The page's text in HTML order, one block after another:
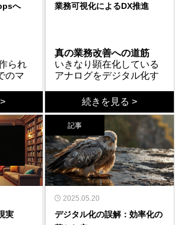
へ
られ
のマ
表計
デー
ルを
ター
を付
。も
と言
。こ
初の
も、
保守
課題
ク
人が
部の
ので
。作
まだ
場合
ムも
の
から
の中
した
ム部
ので
て解
ツが
トは
クス
うが
クロ
を切
業務可視化によるDX推進
真の業務改善への道筋
いきなり顕在化している
アナログをデジタル化す
言えない。真の業務改善
を実現するためには、表
面的な問題解決ではな
く、根本的な業務の見直
しが必要である。業務を
可視化して正しい業務分
析を行うためには、ある
程度のステップを踏む必
要がある。単純なデジタ
ル化は一時的な効率化に
とどまり、長期的な競争
力向上には繋がらない。
目的とゴール設定
まず、目的とゴールを明
確にする必要がある。な
ぜ業務分析をするのか、
何を達成したいのかを明
文化することが重要であ
る。例えば、「手戻りを3
割減らす」「問い合わせ
対応時間を半分にする」
「余剰コストを1千万円削
減する」などの具体的な
数値目標を設定する。曖
業務の可視化技法
現在の作業タスクのすべ
てをまずは網羅的に洗い
出して、分類を行う。複
数担当者で付箋にタスク
を書き出し、重要度マト
リクスや緊急度マトリク
スで整理する方法が非常
根本原因の探求
課題の本質がまとまった
ら、重要な事項と緊急の
事項などを切り分けて、
続きを見る >
実
記事
2025.05.20
デジタル化の誤解：効率化の